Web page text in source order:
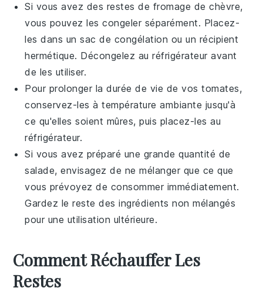
Si vous avez des restes de fromage de chèvre,
vous pouvez les congeler séparément. Placez-
les dans un sac de congélation ou un récipient
hermétique. Décongelez au réfrigérateur avant
de les utiliser.
Pour prolonger la durée de vie de vostomates,
conservez-les à température ambiante jusqu'à
ce qu'elles soient mûres, puis placez-les au
réfrigérateur.
Si vous avez préparé une grande quantité de
salade, envisagez de ne mélanger que ce que
vous prévoyez de consommer immédiatement.
Gardez le reste des ingrédients non mélangés
pour une utilisation ultérieure.
Comment Réchauffer Les
Restes